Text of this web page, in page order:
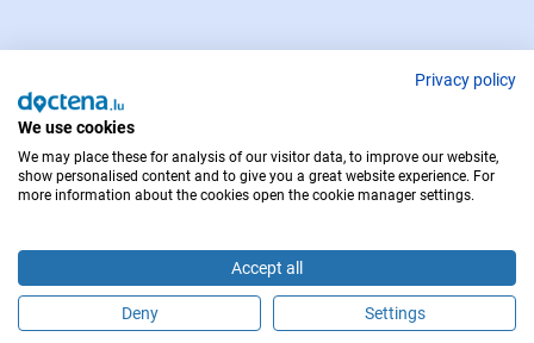
Prendre rendez-vous en ligne
Copyright © 2026 - DOCTENA S.A. 42, Rue de la Vallée, L-2661 Luxembourg
Privacy policy
We use cookies
We may place these for analysis of our visitor data, to improve our website,
show personalised content and to give you a great website experience. For
more information about the cookies open the cookie manager settings.
Accept all
Deny Settings